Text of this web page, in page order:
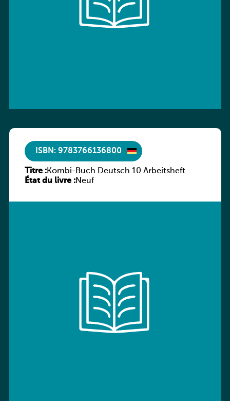
ISBN: 9783766136800
Titre :Kombi-Buch Deutsch 10 Arbeitsheft
État du livre :Neuf